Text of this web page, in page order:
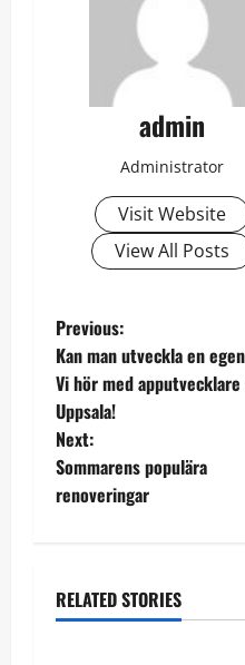
admin
Administrator
Visit Website
View All Posts
P
o
s
t
v
Previous:
Kan man utveckla en
Vi hör med
Uppsala!
Next:
Sommarens populära
renoveringar
RELATED STORIES
Uncategorized